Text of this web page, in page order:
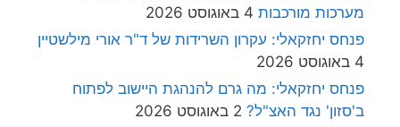
מערכות מורכבות 4 באוגוסט 2026
פנחס יחזקאלי: עקרון השרידות של ד"ר אורי מילשטיין
4 באוגוסט 2026
פנחס יחזקאלי: מה גרם להנהגת היישוב לפתוח
ב'סזון' נגד האצ"ל? 2 באוגוסט 2026